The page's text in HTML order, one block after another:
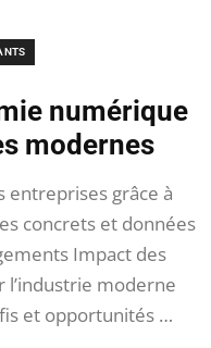
numérique
modernes
entreprises grâce à
concrets et données
Impact des
moderne
et opportunités …